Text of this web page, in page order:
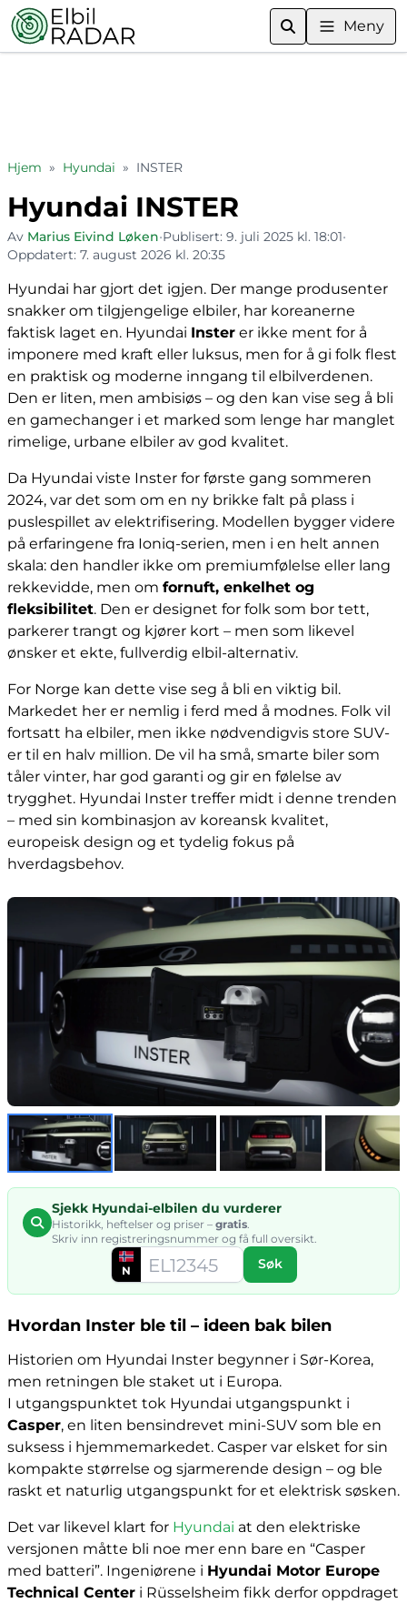
Meny
Hjem » Hyundai » INSTER
Hyundai INSTER
Av Marius Eivind Løken•Publisert: 9. juli 2025 kl. 18:01•
Oppdatert: 7. august 2026 kl. 20:35
Hyundai har gjort det igjen. Der mange produsenter
snakker om tilgjengelige elbiler, har koreanerne
faktisk laget en. Hyundai Inster er ikke ment for å
imponere med kraft eller luksus, men for å gi folk flest
en praktisk og moderne inngang til elbilverdenen.
Den er liten, men ambisiøs – og den kan vise seg å bli
en gamechanger i et marked som lenge har manglet
rimelige, urbane elbiler av god kvalitet.
Da Hyundai viste Inster for første gang sommeren
2024, var det som om en ny brikke falt på plass i
puslespillet av elektrifisering. Modellen bygger videre
på erfaringene fra Ioniq-serien, men i en helt annen
skala: den handler ikke om premiumfølelse eller lang
rekkevidde, men om fornuft, enkelhet og
fleksibilitet. Den er designet for folk som bor tett,
parkerer trangt og kjører kort – men som likevel
ønsker et ekte, fullverdig elbil-alternativ.
For Norge kan dette vise seg å bli en viktig bil.
Markedet her er nemlig i ferd med å modnes. Folk vil
fortsatt ha elbiler, men ikke nødvendigvis store SUV-
er til en halv million. De vil ha små, smarte biler som
tåler vinter, har god garanti og gir en følelse av
trygghet. Hyundai Inster treffer midt i denne trenden
– med sin kombinasjon av koreansk kvalitet,
europeisk design og et tydelig fokus på
hverdagsbehov.
Sjekk Hyundai-elbilen du vurderer
Historikk, heftelser og priser – gratis
Skriv inn registreringsnummer og få full oversikt.
N Søk
Hvordan Inster ble til – ideen bak bilen
Historien om Hyundai Inster begynner i Sør-Korea,
men retningen ble staket ut i Europa.
I utgangspunktet tok Hyundai utgangspunkt i
Casper, en liten bensindrevet mini-SUV som ble en
suksess i hjemmemarkedet. Casper var elsket for sin
kompakte størrelse og sjarmerende design – og ble
raskt et naturlig utgangspunkt for et elektrisk søsken.
Det var likevel klart for Hyundai at den elektriske
versjonen måtte bli noe mer enn bare en “Casper
med batteri”. Ingeniørene i Hyundai Motor Europe
Technical Center i Rüsselsheim fikk derfor oppdraget